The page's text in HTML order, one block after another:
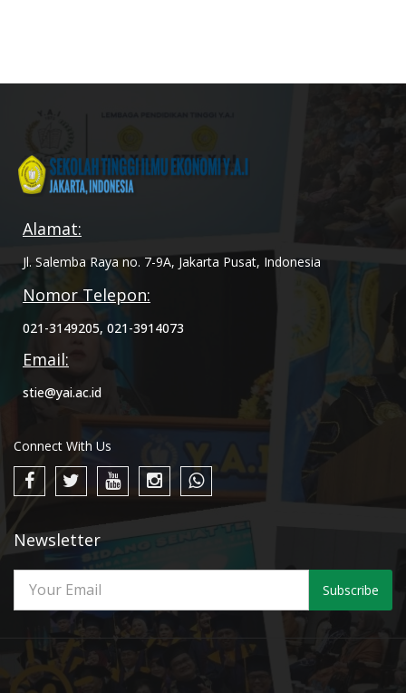
Alamat:
Jl. Salemba Raya no. 7-9A, Jakarta Pusat, Indonesia
Nomor Telepon:
021-3149205, 021-3914073
Email:
stie@yai.ac.id
Connect With Us
Newsletter
Subscribe